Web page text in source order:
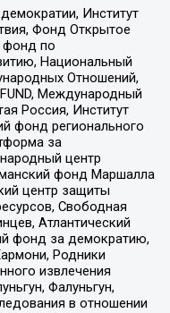
Институт
Фонд Открытое
фонд по
Национальный
Отношений,
FUND, Международный
Россия, Институт
фонд регионального
за
центр
фонд Маршалла
центр защиты
Свободная
Атлантический
фонд за демократию,
Родники
извлечения
Фалуньгун,
в отношении